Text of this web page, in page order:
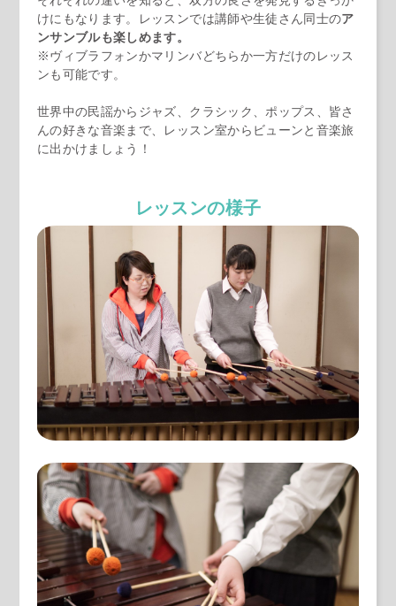
けにもなります。レッスンでは講師や生徒さん同士のア
ンサンブルも楽しめます。
※ヴィブラフォンかマリンバどちらか一方だけのレッス
ンも可能です。
世界中の民謡からジャズ、クラシック、ポップス、皆さ
んの好きな音楽まで、レッスン室からビューンと音楽旅
に出かけましょう！
レッスンの様子